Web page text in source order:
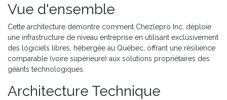
Vue d'ensemble
Cette architecture démontre comment Chezlepro Inc. déploie
une infrastructure de niveau entreprise en utilisant exclusivement
des logiciels libres, hébergée au Québec, offrant une résilience
comparable (voire supérieure) aux solutions propriétaires des
géants technologiques.
Architecture Technique